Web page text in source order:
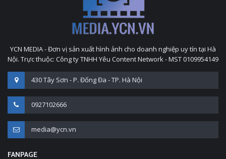
YCN MEDIA - Đơn vị sản xuất hình ảnh cho doanh nghiệp uy tín tại Hà
Nội. Trực thuộc: Công ty TNHH Yêu Content Network - MST 0109954149
430 Tây Sơn - P. Đống Đa - TP. Hà Nội
0927102666
media@ycn.vn
FANPAGE